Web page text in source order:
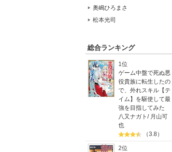
奥嶋ひろまさ
松本光司
総合ランキング
1位
ゲーム中盤で死ぬ悪
役貴族に転生したの
で、外れスキル【テ
イム】を駆使して最
強を目指してみた
八又ナガト / 月山可
也
（3.8）
2位